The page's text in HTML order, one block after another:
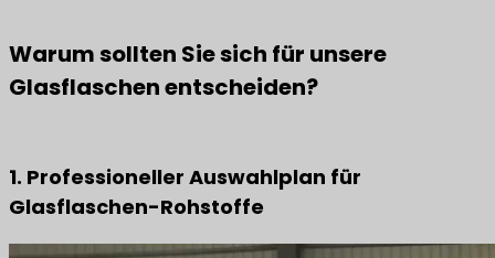
Warum sollten Sie sich für unsere
Glasflaschen entscheiden?
1. Professioneller Auswahlplan für
Glasflaschen-Rohstoffe